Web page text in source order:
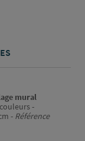
mural
-
- Référence